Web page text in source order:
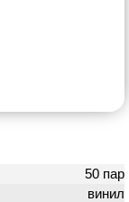
50 пар
винил